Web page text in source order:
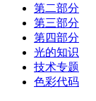
第二部分
第三部分
第四部分
光的知识
技术专题
色彩代码